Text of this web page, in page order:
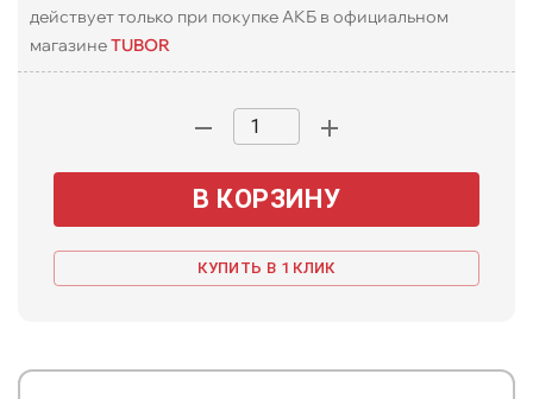
действует только при покупке АКБ в официальном
магазинеTUBOR
В КОРЗИНУ
КУПИТЬ В 1 КЛИК